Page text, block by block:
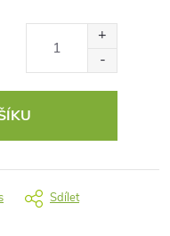
Sdílet